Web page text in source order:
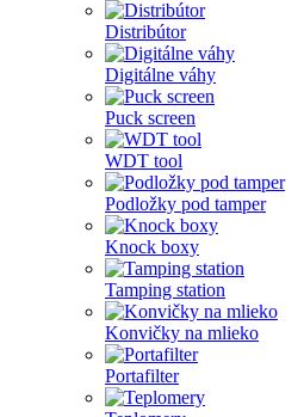
Distribútor
Digitálne váhy
Puck screen
WDT tool
Podložky pod tamper
Knock boxy
Tamping station
Konvičky na mlieko
Portafilter